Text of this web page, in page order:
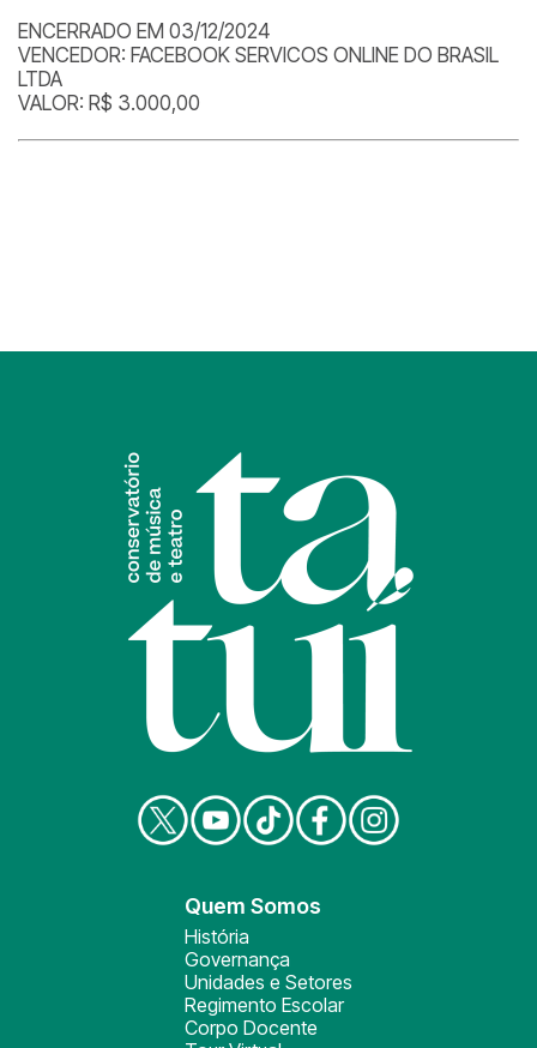
ENCERRADO EM 03/12/2024
VENCEDOR: FACEBOOK SERVICOS ONLINE DO BRASIL
LTDA
VALOR: R$ 3.000,00
Quem Somos
História
Governança
Unidades e Setores
Regimento Escolar
Corpo Docente